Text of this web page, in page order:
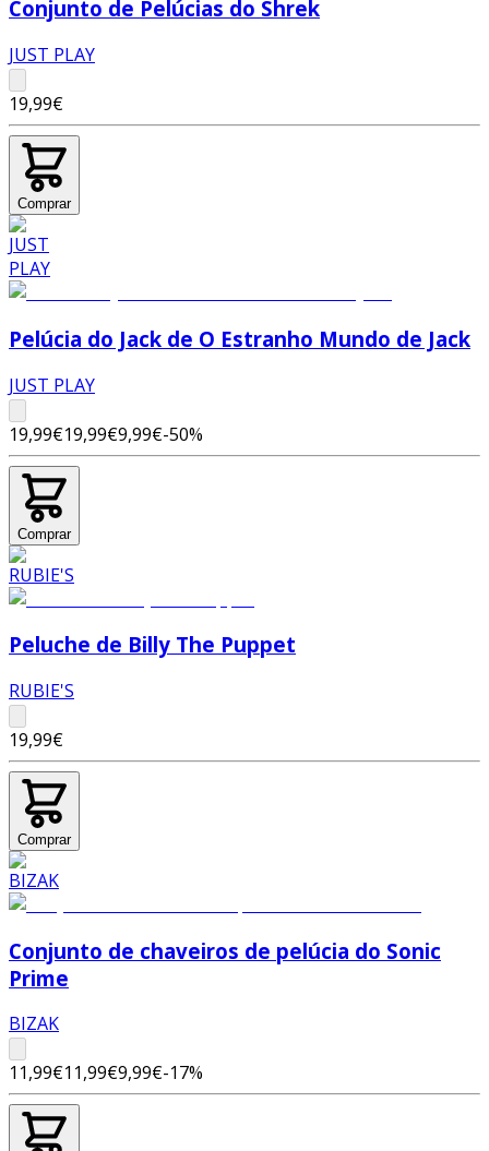
Conjunto de Pelúcias do Shrek
JUST PLAY
19,99€
Comprar
Pelúcia do Jack de O Estranho Mundo de Jack
JUST PLAY
19,99€19,99€9,99€-50%
Comprar
Peluche de Billy The Puppet
RUBIE'S
19,99€
Comprar
Conjunto de chaveiros de pelúcia do Sonic
Prime
BIZAK
11,99€11,99€9,99€-17%